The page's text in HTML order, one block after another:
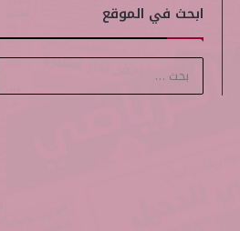
ابحث في الموقع